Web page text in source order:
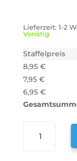
Lieferzeit: 1-2
Vorrätig
Staffelpreis
8,95 €
7,95 €
6,95 €